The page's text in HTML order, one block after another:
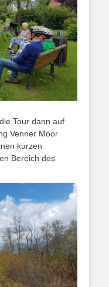
Tour dann auf
Venner Moor
kurzen
Bereich des